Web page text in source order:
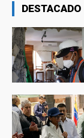
DESTACADO